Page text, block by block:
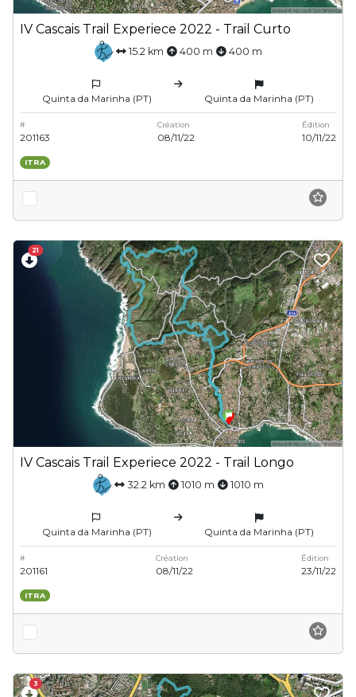
IV Cascais Trail Experiece 2022 - Trail Curto
15.2 km 400 m 400 m
Quinta da Marinha (PT) Quinta da Marinha (PT)
#
201163
Création
08/11/22
Édition
10/11/22
ITRA
21
IV Cascais Trail Experiece 2022 - Trail Longo
32.2 km 1010 m 1010 m
Quinta da Marinha (PT) Quinta da Marinha (PT)
#
201161
Création
08/11/22
Édition
23/11/22
ITRA
3